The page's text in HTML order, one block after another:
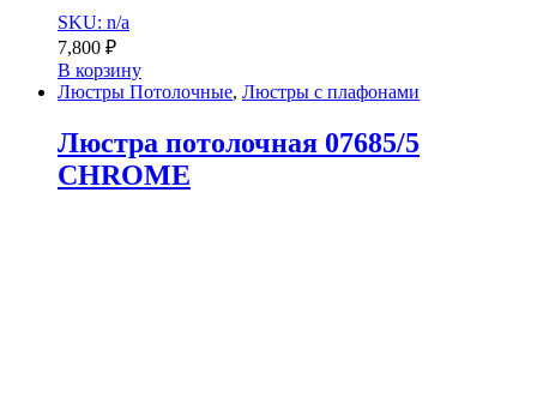
SKU: n/a
7,800 ₽
В корзину
Люстры Потолочные, Люстры с плафонами
Люстра потолочная 07685/5
CHROME